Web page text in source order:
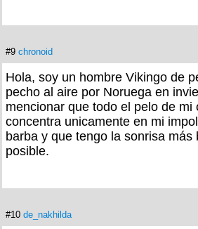
#9 chronoid
Hola, soy un hombre Vikingo de
pecho al aire por Noruega en
mencionar que todo el pelo de mi
concentra unicamente en mi
barba y que tengo la sonrisa más
posible.
#10 de_nakhilda